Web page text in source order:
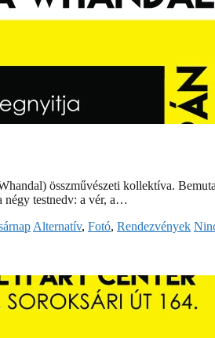
összművészeti kollektíva.
négy testnedv: a vér, a…
Alternatív, Fotó, Rendezvények